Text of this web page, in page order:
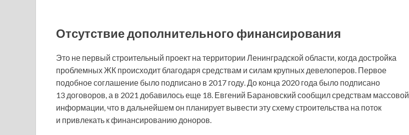
Отсутствие дополнительного финансирования
Это не первый строительный проект на территории Ленинградской области, когда достройка
проблемных ЖК происходит благодаря средствам и силам крупных девелоперов. Первое
подобное соглашение было подписано в 2017 году. До конца 2020 года было подписано
13 договоров, а в 2021 добавилось еще 18. Евгений Барановский сообщил средствам массовой
информации, что в дальнейшем он планирует вывести эту схему строительства на поток
и привлекать к финансированию доноров.